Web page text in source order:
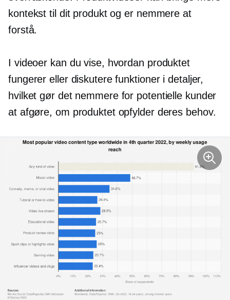
kontekst til dit produkt og er nemmere at
forstå.
I videoer kan du vise, hvordan produktet
fungerer eller diskutere funktioner i detaljer,
hvilket gør det nemmere for potentielle kunder
at afgøre, om produktet opfylder deres behov.